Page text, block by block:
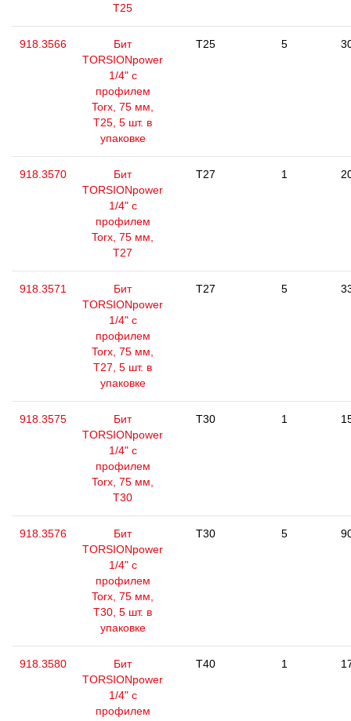
Т25
918.3566
Бит
TORSIONpower
1/4" с
профилем
Torx, 75 мм,
Т25, 5 шт. в
упаковке
T25 5
918.3570
Бит
TORSIONpower
1/4" с
профилем
Torx, 75 мм,
Т27
T27 1
918.3571
Бит
TORSIONpower
1/4" с
профилем
Torx, 75 мм,
Т27, 5 шт. в
упаковке
T27 5
918.3575
Бит
TORSIONpower
1/4" с
профилем
Torx, 75 мм,
Т30
T30 1
918.3576
Бит
TORSIONpower
1/4" с
профилем
Torx, 75 мм,
Т30, 5 шт. в
упаковке
T30 5
918.3580
Бит
TORSIONpower
1/4" с
профилем
T40 1